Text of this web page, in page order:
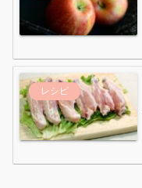
レシピ